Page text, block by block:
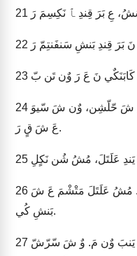
21
22
23
24
عَ شَ قٍ رَ.
25
26
بَنشِ كُي.
27